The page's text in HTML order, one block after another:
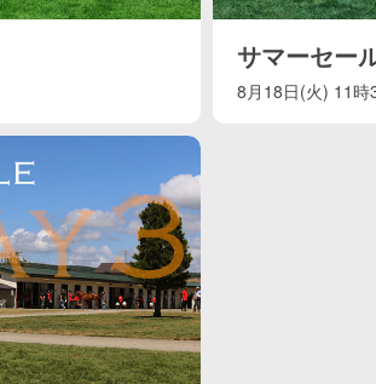
サマーセー
8月18日(火) 11時